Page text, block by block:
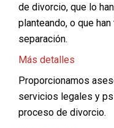
de divorcio, que lo
planteando, o que
separación.
Más detalles
Proporcionamos
servicios legales y
proceso de divorcio.